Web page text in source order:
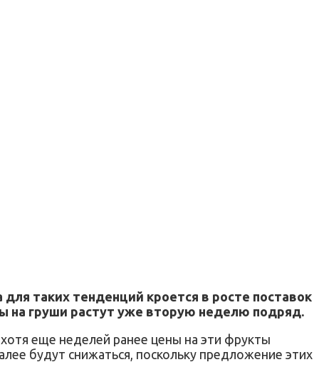
таких тенденций кроется в росте поставок
на груши растут уже вторую неделю подряд.
еще неделей ранее цены на эти фрукты
будут снижаться, поскольку предложение этих